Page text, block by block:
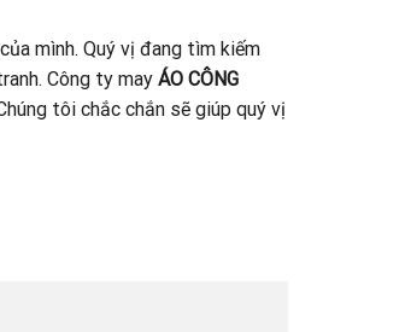
mình. Quý vị đang tìm kiếm
Công ty may ÁO CÔNG
tôi chắc chắn sẽ giúp quý vị